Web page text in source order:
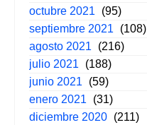
octubre 2021
(95)
septiembre 2021
(108)
agosto 2021
(216)
julio 2021
(188)
junio 2021
(59)
enero 2021
(31)
diciembre 2020 (211)